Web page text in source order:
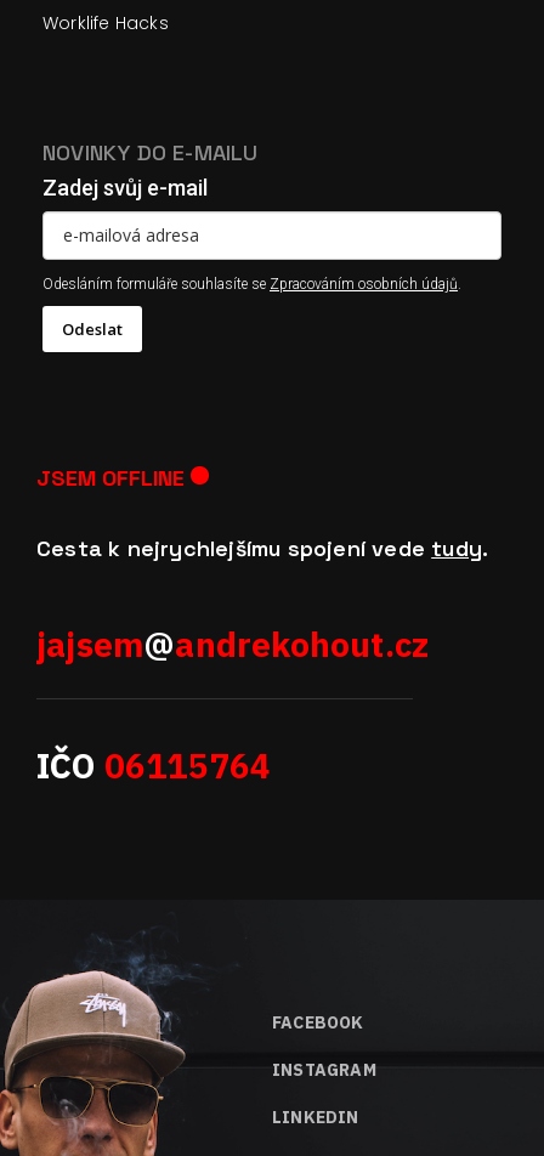
Worklife Hacks
NOVINKY DO E-MAILU
Zadej svůj e-mail
Odesláním formuláře souhlasíte se Zpracováním osobních údajů.
Odeslat
JSEM OFFLINE
Cesta k nejrychlejšímu spojení vede tudy.
jajsem@andrekohout.cz
IČO 06115764
FACEBOOK
INSTAGRAM
LINKEDIN